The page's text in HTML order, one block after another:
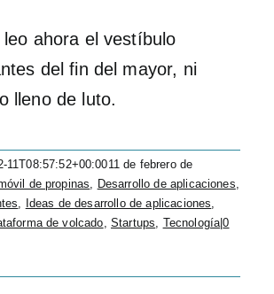
ahora el vestíbulo
del fin del mayor, ni
lleno de luto.
11T08:57:52+00:0011 de febrero de
de propinas, Desarrollo de aplicaciones,
, Ideas de desarrollo de aplicaciones,
de volcado, Startups, Tecnología|0